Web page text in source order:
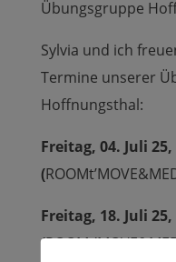
Übungsgruppe
Sylvia und ich
Termine unserer
Hoffnungsthal:
Freitag, 04. Juli
(
Freitag, 18. Juli
(